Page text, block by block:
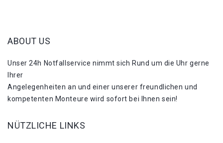
ABOUT US
Unser 24h Notfallservice nimmt sich Rund um die Uhr gerne
Ihrer
Angelegenheiten an und einer unserer freundlichen und
kompetenten Monteure wird sofort bei Ihnen sein!
NÜTZLICHE LINKS